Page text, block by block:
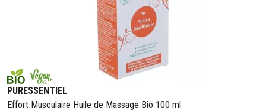
PURESSENTIEL
Effort Musculaire Huile de Massage Bio 100 ml